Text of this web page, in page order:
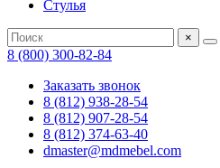
Стулья
×
8 (800) 300-82-84
Заказать звонок
8 (812) 938-28-54
8 (812) 907-28-54
8 (812) 374-63-40
dmaster@mdmebel.com